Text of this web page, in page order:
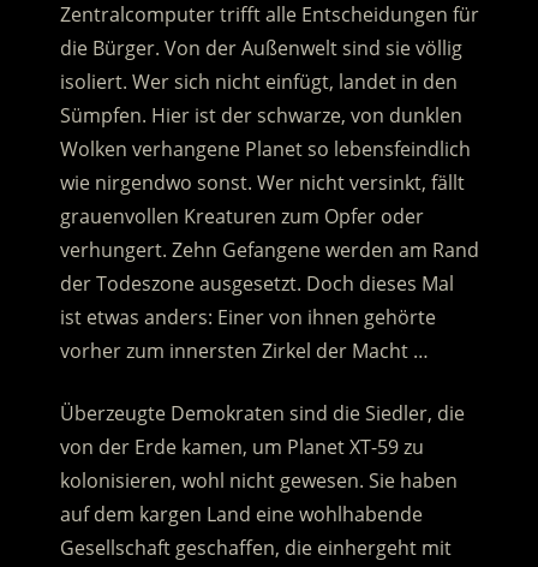
Zentralcomputer trifft alle Entscheidungen für
die Bürger. Von der Außenwelt sind sie völlig
isoliert. Wer sich nicht einfügt, landet in den
Sümpfen. Hier ist der schwarze, von dunklen
Wolken verhangene Planet so lebensfeindlich
wie nirgendwo sonst. Wer nicht versinkt, fällt
grauenvollen Kreaturen zum Opfer oder
verhungert. Zehn Gefangene werden am Rand
der Todeszone ausgesetzt. Doch dieses Mal
ist etwas anders: Einer von ihnen gehörte
vorher zum innersten Zirkel der Macht …
Überzeugte Demokraten sind die Siedler, die
von der Erde kamen, um Planet XT-59 zu
kolonisieren, wohl nicht gewesen. Sie haben
auf dem kargen Land eine wohlhabende
Gesellschaft geschaffen, die einhergeht mit